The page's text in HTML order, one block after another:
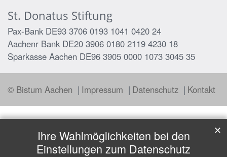
St. Donatus Stiftung
Pax-Bank DE93 3706 0193 1041 0420 24
Aachenr Bank DE20 3906 0180 2119 4230 18
Sparkasse Aachen DE96 3905 0000 1073 3045 35
© Bistum Aachen Impressum Datenschutz Kontakt
Ihre Wahlmöglichkeiten bei den
Einstellungen zum Datenschutz
✕